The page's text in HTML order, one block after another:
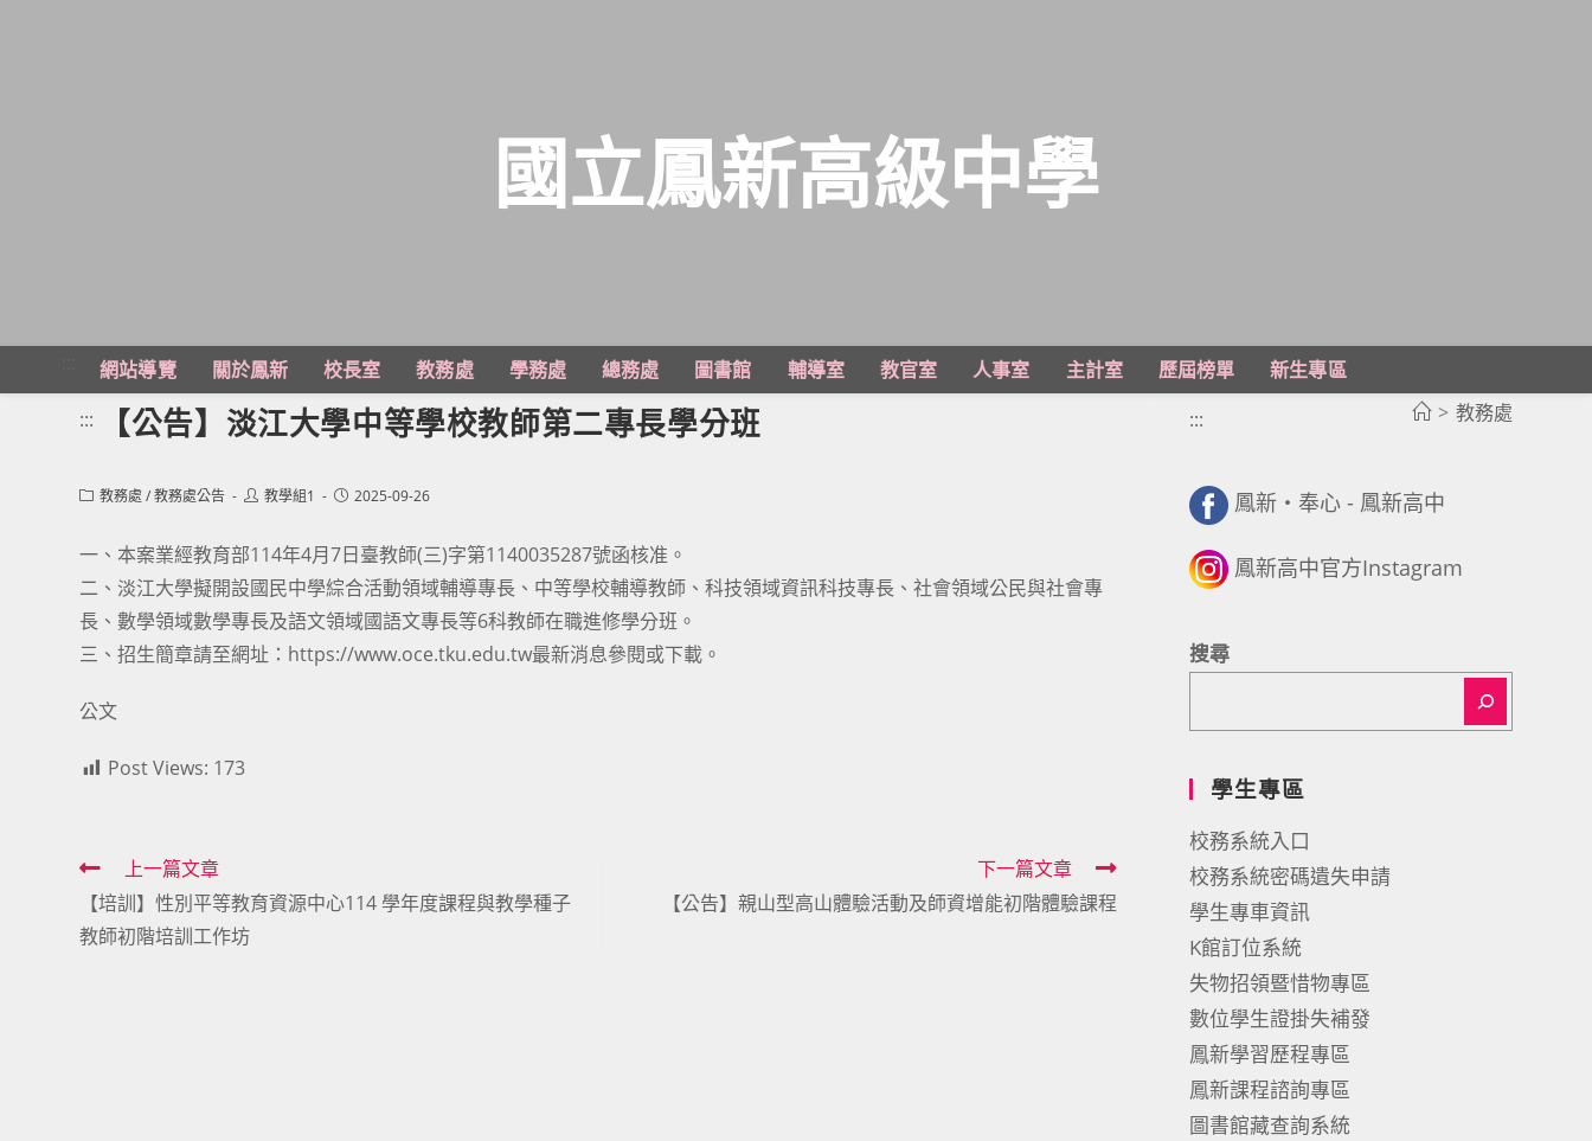
主
國立鳳新高級中學
網站導覽 關於鳳新 校長室 教務處 學務處 總務處 圖書館 輔導室 教官室 人事室 主計室 歷屆榜單
新生專區
> 教務處
::: 【公告】淡江大學中等學校教師第二專長學分班
Post教務處 /教務處公告
Post教學組1
Post2025-09-26
一、本案業經教育部114年4月7日臺教師(三)字第1140035287號函核准。
二、淡江大學擬開設國民中學綜合活動領域輔導專長、中等學校輔導教師、科技領域資訊科技專長、社會領域公民與社會專
長、數學領域數學專長及語文領域國語文專長等6科教師在職進修學分班。
三、招生簡章請至網址：https://www.oce.tku.edu.tw最新消息參閱或下載。
公文
Post Views: 173
Read
more
articles
上一篇文章
【培訓】性別平等教育資源中心114 學年度課程與教學種子
教師初階培訓工作坊
下一篇文章
【公告】親山型高山體驗活動及師資增能初階體驗課程
:::
鳳新・奉心 - 鳳新高中
鳳新高中官方Instagram
搜尋
學生專區
校務系統入口
校務系統密碼遺失申請
學生專車資訊
K館訂位系統
失物招領暨惜物專區
數位學生證掛失補發
鳳新學習歷程專區
鳳新課程諮詢專區
圖書館藏查詢系統